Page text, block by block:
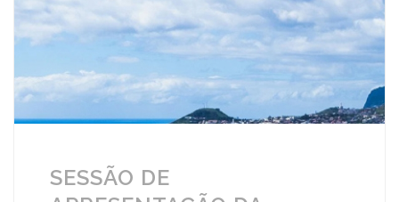
SESSÃO DE